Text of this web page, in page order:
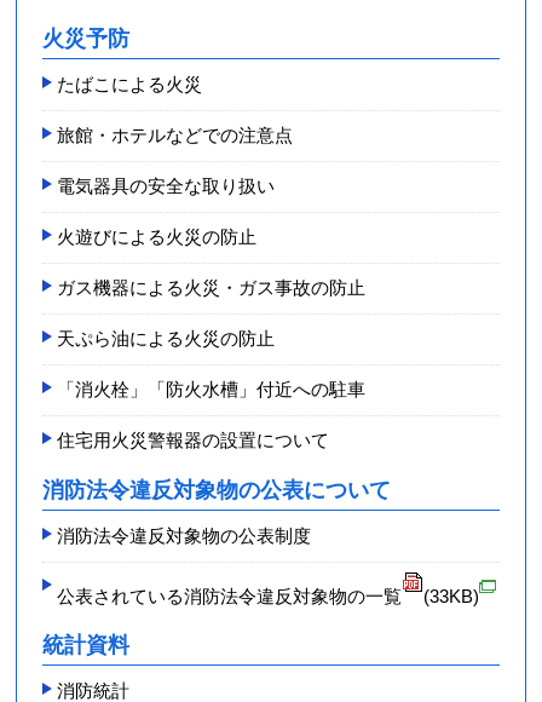
火災予防
たばこによる火災
旅館・ホテルなどでの注意点
電気器具の安全な取り扱い
火遊びによる火災の防止
ガス機器による火災・ガス事故の防止
天ぷら油による火災の防止
「消火栓」「防火水槽」付近への駐車
住宅用火災警報器の設置について
消防法令違反対象物の公表について
消防法令違反対象物の公表制度
公表されている消防法令違反対象物の一覧 (33KB)
統計資料
消防統計